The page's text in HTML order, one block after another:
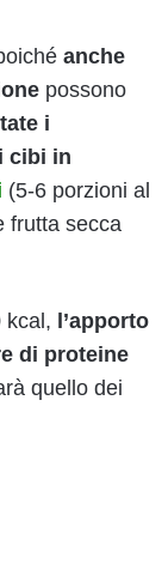
anche
possono
i
cibi in
(5-6 porzioni al
frutta secca
kcal, l’apporto
di proteine
quello dei